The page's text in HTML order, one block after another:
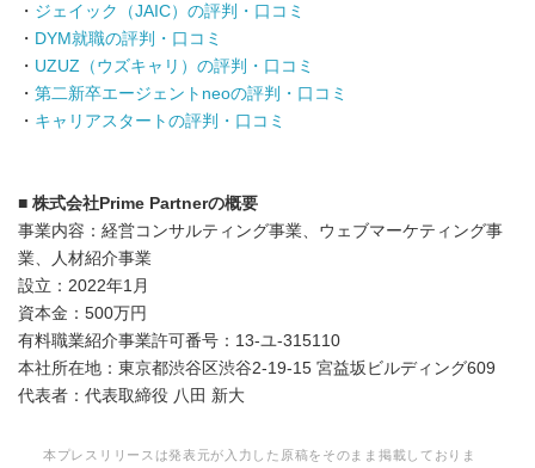
・ ジェイック（JAIC）の評判・口コミ
・ DYM就職の評判・口コミ
・ UZUZ（ウズキャリ）の評判・口コミ
・ 第二新卒エージェントneoの評判・口コミ
・ キャリアスタートの評判・口コミ
■ 株式会社Prime Partnerの概要
事業内容：経営コンサルティング事業、ウェブマーケティング事
業、人材紹介事業
設立：2022年1月
資本金：500万円
有料職業紹介事業許可番号：13-ユ-315110
本社所在地：東京都渋谷区渋谷2-19-15 宮益坂ビルディング609
代表者：代表取締役 八田 新大
本プレスリリースは発表元が入力した原稿をそのまま掲載しておりま